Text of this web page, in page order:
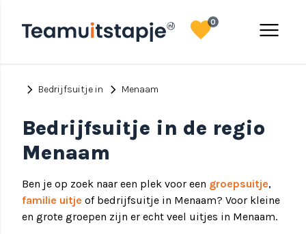
menu
favorite0
chevron_right Bedrijfsuitje in chevron_right Menaam
Bedrijfsuitje in de regio
Menaam
Ben je op zoek naar een plek voor een groepsuitje,
familie uitje of bedrijfsuitje in Menaam? Voor kleine
en grote groepen zijn er echt veel uitjes in Menaam.